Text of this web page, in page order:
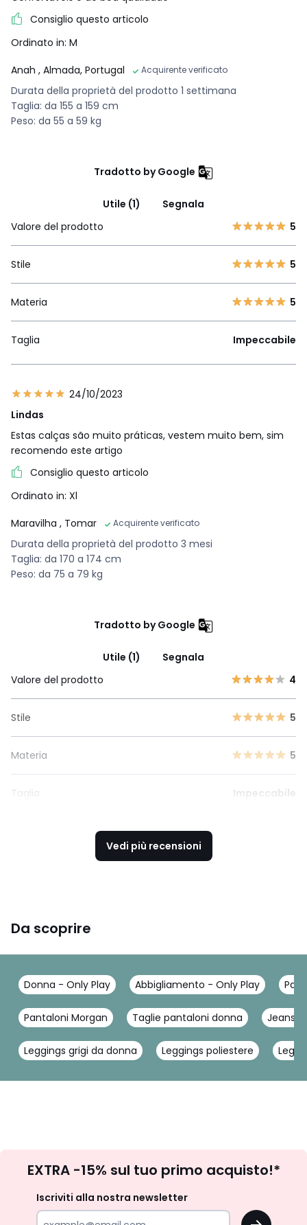
Consiglio questo articolo
Ordinato in: M
Anah , Almada, Portugal Acquirente verificato
Durata della proprietà del prodotto 1 settimana
Taglia: da 155 a 159 cm
Peso: da 55 a 59 kg
Tradotto by Google
Utile (1)
Segnala
Valore del prodotto
5
Stile 5
Materia 5
Taglia Impeccabile
24/10/2023
Lindas
Estas calças são muito práticas, vestem muito bem, sim
recomendo este artigo
Consiglio questo articolo
Ordinato in: Xl
Maravilha , Tomar Acquirente verificato
Durata della proprietà del prodotto 3 mesi
Taglia: da 170 a 174 cm
Peso: da 75 a 79 kg
Tradotto by Google
Utile (1)
Segnala
Valore del prodotto
4
Stile 5
Materia 5
Taglia Impeccabile
Vedi più recensioni
Da scoprire
Donna - Only Play Abbigliamento - Only Play
Pantaloni Morgan Taglie pantaloni donna Jeans
Leggings grigi da donna Leggings poliestere
newsletter
EXTRA -15% sul tuo primo acquisto!*
Iscriviti alla nostra newsletter
OK